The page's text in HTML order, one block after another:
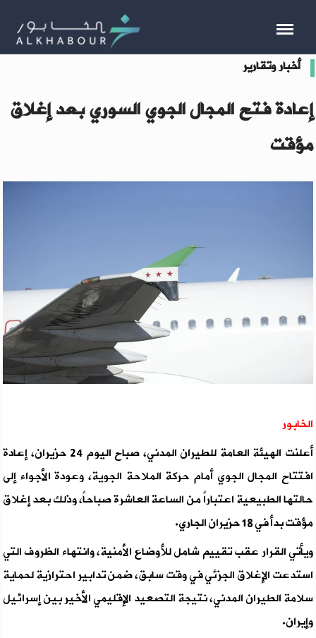
أخبار وتقارير
إعادة فتح المجال الجوي السوري بعد إغلاق
مؤقت
الخابور
أعلنت الهيئة العامة للطيران المدني، صباح اليوم 24 حزيران، إعادة
افتتاح المجال الجوي أمام حركة الملاحة الجوية، وعودة الأجواء إلى
حالتها الطبيعية اعتباراً من الساعة العاشرة صباحاً، وذلك بعد إغلاق
مؤقت بدأ في 18 حزيران الجاري.
ويأتي القرار عقب تقييم شامل للأوضاع الأمنية، وانتهاء الظروف التي
استدعت الإغلاق الجزئي في وقت سابق، ضمن تدابير احترازية لحماية
سلامة الطيران المدني، نتيجة التصعيد الإقليمي الأخير بين إسرائيل
وإيران.